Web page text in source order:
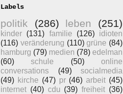
Labels
politik (286) leben (251)
kinder (131) familie (126)
idioten
(116) veränderung (110) grüne (84)
hamburg (79) medien (78) edelman
(60)
schule (50)
online
conversations
(49)
socialmedia
(49) kirche (47) pr (46) arbeit (45)
internet (40) cdu (39) freiheit (36)